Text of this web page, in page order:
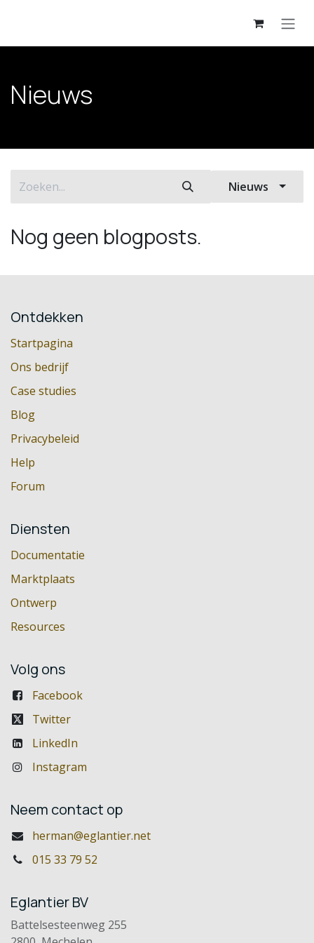
Nieuws
Nieuws
Nog geen blogposts.
Ontdekken
Startpagina
Ons bedrijf
Case studies
Blog
Privacybeleid
Help
Forum
Diensten
Documentatie
Marktplaats
Ontwerp
Resources
Volg ons
Facebook
Twitter
LinkedIn
Instagram
Neem contact op
herman@eglantier.net
015 33 79 52
Eglantier BV
Battelsesteenweg 255